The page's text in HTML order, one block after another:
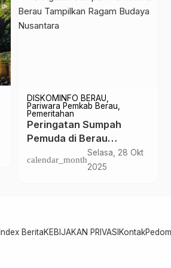
Kesehatan
RSUD Baru Berau
Ditargetkan Buka Mei
2026, Empat Layanan
Dasar Jadi Syarat Utama
calendar_month
Sabtu, 4 Apr
2026
Index BeritaKEBIJAKAN PRIVASI Kontak